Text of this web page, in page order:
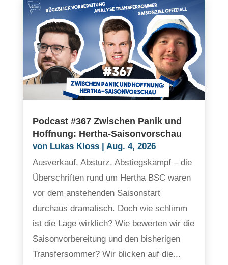
Podcast #367 Zwischen Panik und
Hoffnung: Hertha-Saisonvorschau
von Lukas Kloss| Aug. 4, 2026
Ausverkauf, Absturz, Abstiegskampf – die
Überschriften rund um Hertha BSC waren
vor dem anstehenden Saisonstart
durchaus dramatisch. Doch wie schlimm
ist die Lage wirklich? Wie bewerten wir die
Saisonvorbereitung und den bisherigen
Transfersommer? Wir blicken auf die...